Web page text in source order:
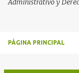
Administrativo y
PÁGINA PRINCIPAL